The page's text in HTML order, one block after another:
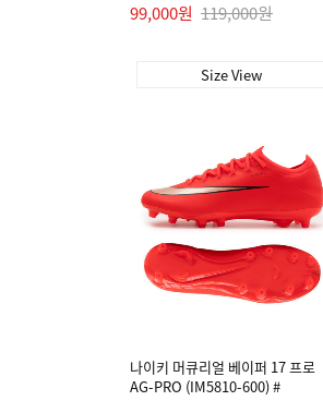
99,000원 119,000원
Size View
나이키 머큐리얼 베이퍼 17 프로
AG-PRO (IM5810-600) #